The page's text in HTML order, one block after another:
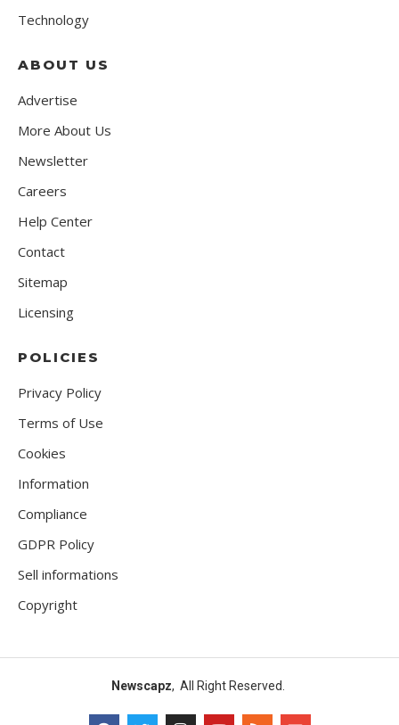
Technology
ABOUT US
Advertise
More About Us
Newsletter
Careers
Help Center
Contact
Sitemap
Licensing
POLICIES
Privacy Policy
Terms of Use
Cookies
Information
Compliance
GDPR Policy
Sell informations
Copyright
Newscapz, All Right Reserved.